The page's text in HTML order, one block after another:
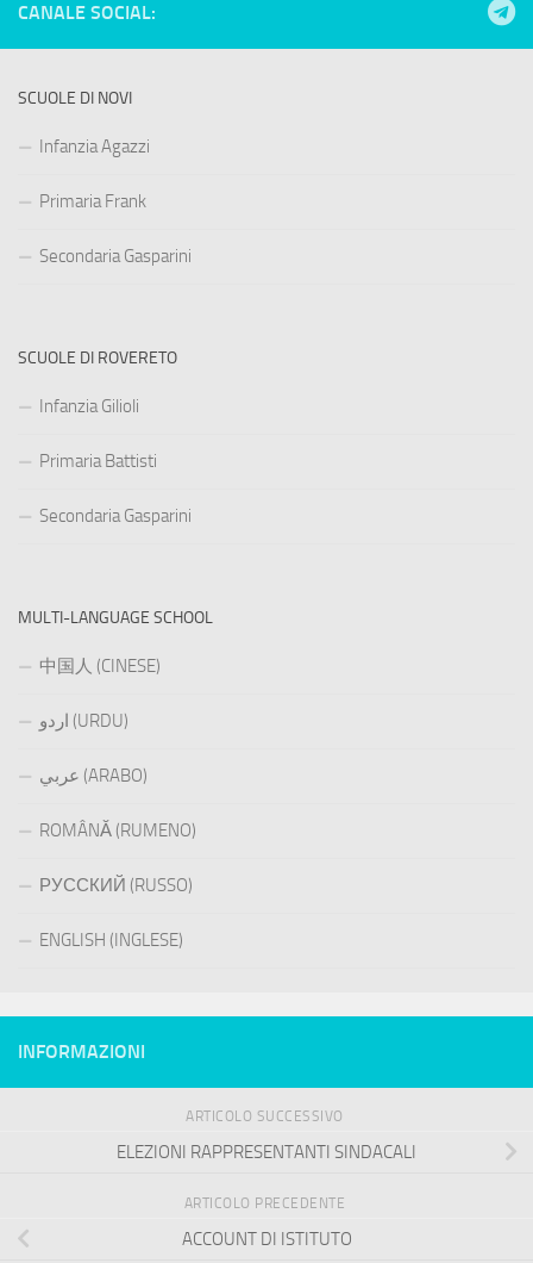
CANALE SOCIAL:
SCUOLE DI NOVI
Infanzia Agazzi
Primaria Frank
Secondaria Gasparini
SCUOLE DI ROVERETO
Infanzia Gilioli
Primaria Battisti
Secondaria Gasparini
MULTI-LANGUAGE SCHOOL
中国人 (CINESE)
اردو (URDU)
عربي (ARABO)
ROMÂNĂ (RUMENO)
РУССКИЙ (RUSSO)
ENGLISH (INGLESE)
INFORMAZIONI
ARTICOLO SUCCESSIVO
ELEZIONI RAPPRESENTANTI SINDACALI
ARTICOLO PRECEDENTE
ACCOUNT DI ISTITUTO